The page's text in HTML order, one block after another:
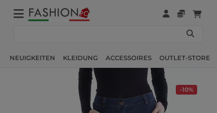
NEUIGKEITEN KLEIDUNG ACCESSOIRES OUTLET-STORE
-10%